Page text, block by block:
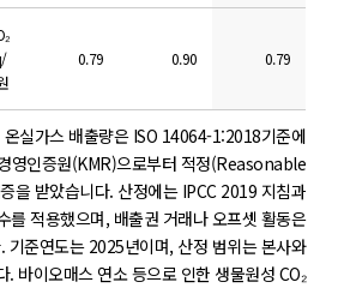
0.79 0.90 0.79
실가스 배출량은 ISO 14064-1:2018기준에
영인증원(KMR)으로부터 적정(Reasonable
을 받았습니다. 산정에는 IPCC 2019 지침과
를 적용했으며, 배출권 거래나 오프셋 활동은
기준연도는 2025년이며, 산정 범위는 본사와
. 바이오매스 연소 등으로 인한 생물원성 CO₂